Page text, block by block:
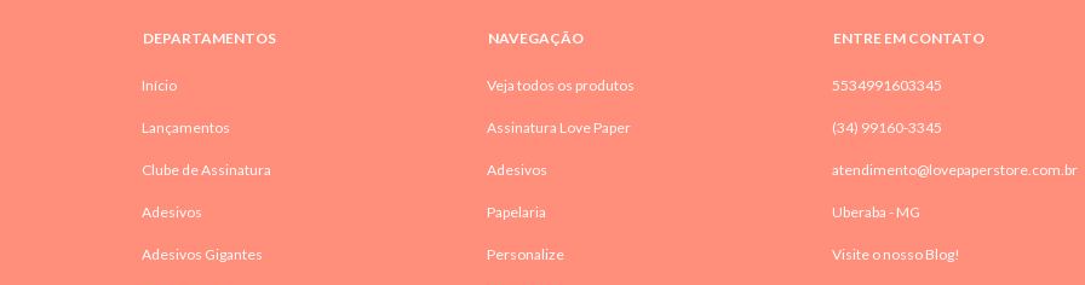
DEPARTAMENTOS
Início
Lançamentos
Clube de Assinatura
Adesivos
Adesivos Gigantes
NAVEGAÇÃO
Veja todos os produtos
Assinatura Love Paper
Adesivos
Papelaria
Personalize
ENTRE EM CONTATO
5534991603345
(34) 99160-3345
atendimento@lovepaperstore.com.br
Uberaba - MG
Visite o nosso Blog!